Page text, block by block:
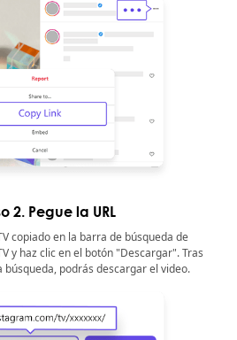
2. Pegue la URL
copiado en la barra de búsqueda de
y haz clic en el botón "Descargar". Tras
búsqueda, podrás descargar el video.